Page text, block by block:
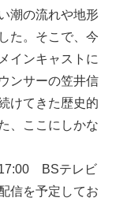
潮の流れや地形
た。そこで、今
インキャストに
ンサーの笠井信
けてきた歴史的
、ここにしかな
17:00 BSテレビ
信を予定してお